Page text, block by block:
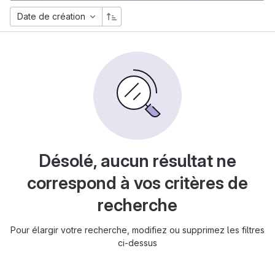
Date de création
Désolé, aucun résultat ne
correspond à vos critères de
recherche
Pour élargir votre recherche, modifiez ou supprimez les filtres
ci-dessus